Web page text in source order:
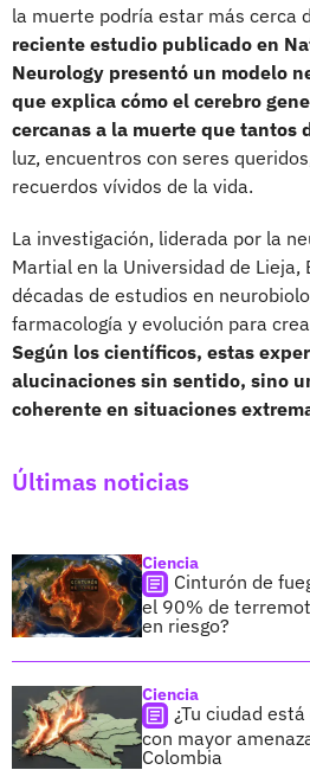
la muerte podría estar más cerca
reciente estudio publicado en
Neurology presentó un modelo
que explica cómo el cerebro
cercanas a la muerte que tantos
luz, encuentros con seres
recuerdos vívidos de la vida.
La investigación, liderada por la
Martial en la Universidad de Lieja,
décadas de estudios en
farmacología y evolución para
Según los científicos, estas
alucinaciones sin sentido, sino
coherente en situaciones
Últimas noticias
Ciencia
Cinturón de
el 90% de
en riesgo?
Ciencia
¿Tu ciudad
con mayor
Colombia